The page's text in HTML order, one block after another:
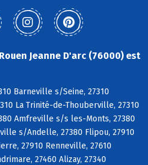
Jeanne D'arc (76000) est
Barneville s/Seine, 27310
La Trinité-de-Thouberville, 27310
Amfreville s/s les-Monts, 27380
s/Andelle, 27380 Flipou, 27910
27910 Renneville, 27610
27460 Alizay, 27340